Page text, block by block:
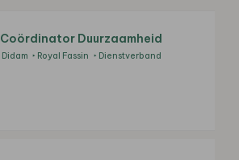
Coördinator Duurzaamheid
Didam Royal Fassin Dienstverband